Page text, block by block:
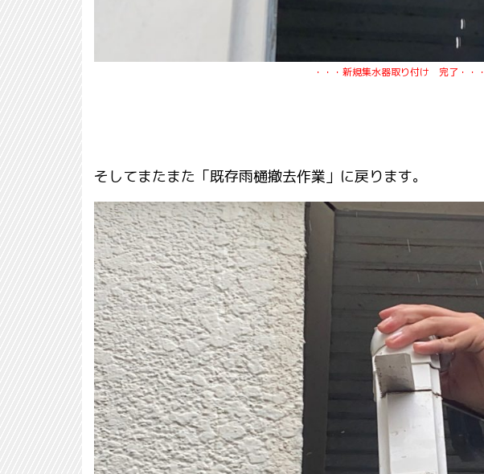
・・・新規集水器取り付け 完了・・・
そしてまたまた「既存雨樋撤去作業」に戻ります。